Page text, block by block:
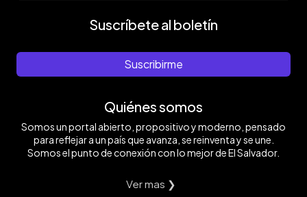
Suscríbete al boletín
Suscribirme
Quiénes somos
Somos un portal abierto, propositivo y moderno, pensado
para reflejar a un país que avanza, se reinventa y se une.
Somos el punto de conexión con lo mejor de El Salvador.
Ver mas ❯